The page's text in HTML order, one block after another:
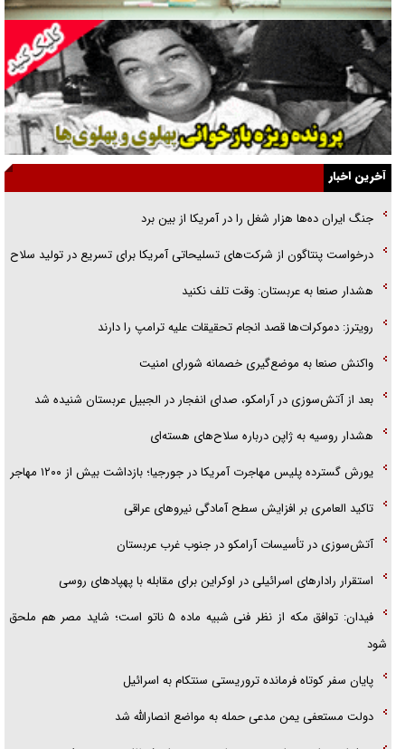
گفت‌وگو با همسر یکی از شهدای جنگ رمضان/ پیکر بی‌سر شهید را از
انگشت‌های پا شناسایی کردیم
نسلی که آنلاین الگو می‌گیرد
گفت‌وگو با آیت‌الله جاودان/ جفای مخالفان مکانت معنوی رهبر شهید را
ارتقا می‌داد
راننده مست به قانون می‌خندد
همه آقای دوربینی شده‌ایم!
قصه ناتمام سرویس مدارس
آیا مقاومت فلسطین خلع‌سلاح می‌شود؟
آخرین اخبار
جنگ ایران ده‌ها هزار شغل را در آمریکا از بین برد
درخواست پنتاگون از شرکت‌های تسلیحاتی آمریکا برای تسریع در تولید سلاح
هشدار صنعا به عربستان: وقت تلف نکنید
رویترز: دموکرات‌ها قصد انجام تحقیقات علیه ترامپ را دارند
واکنش صنعا به موضع‌گیری خصمانه شورای امنیت
بعد از آتش‌سوزی در آرامکو، صدای انفجار در الجبیل عربستان شنیده شد
هشدار روسیه به ژاپن درباره سلاح‌های هسته‌ای
یورش گسترده پلیس مهاجرت آمریکا در جورجیا؛ بازداشت بیش از ۱۲۰۰ مهاجر
تاکید العامری بر افزایش سطح آمادگی نیروهای عراقی
آتش‌سوزی در تأسیسات آرامکو در جنوب غرب عربستان
استقرار رادارهای اسرائیلی در اوکراین برای مقابله با پهپادهای روسی
فیدان: توافق مکه از نظر فنی شبیه ماده ۵ ناتو است؛ شاید مصر هم ملحق
شود
پایان سفر کوتاه فرمانده تروریستی سنتکام به اسرائیل
دولت مستعفی یمن مدعی حمله به مواضع انصارالله شد